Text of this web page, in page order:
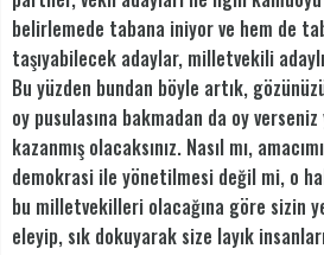
belirlemede tabana iniyor ve hem de
taşıyabilecek adaylar, milletvekili
Bu yüzden bundan böyle artık,
oy pusulasına bakmadan da oy
kazanmış olacaksınız. Nasıl mı,
demokrasi ile yönetilmesi değil mi, o
bu milletvekilleri olacağına göre sizin
eleyip, sık dokuyarak size layık